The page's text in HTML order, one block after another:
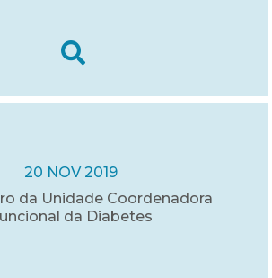
20 NOV 2019
da Unidade Coordenadora
da Diabetes